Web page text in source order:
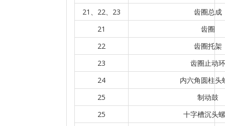
21、22、23
齿圈总成
21
齿圈
22
齿圈托架
23
齿圈止动环
24
内六角圆柱头
25
制动鼓
25
十字槽沉头